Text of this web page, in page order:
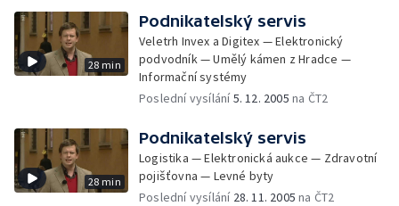
28 min
Podnikatelský servis
Veletrh Invex a Digitex — Elektronický
podvodník — Umělý kámen z Hradce —
Informační systémy
Poslední vysílání5. 12. 2005 na ČT2
28 min
Podnikatelský servis
Logistika — Elektronická aukce — Zdravotní
pojišťovna — Levné byty
Poslední vysílání 28. 11. 2005 na ČT2